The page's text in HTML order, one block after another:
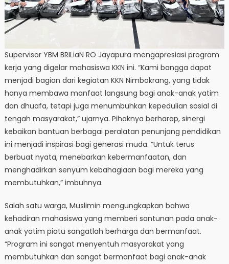
Supervisor YBM BRILiaN RO Jayapura mengapresiasi program
kerja yang digelar mahasiswa KKN ini. “Kami bangga dapat
menjadi bagian dari kegiatan KKN Nimbokrang, yang tidak
hanya membawa manfaat langsung bagi anak-anak yatim
dan dhuafa, tetapi juga menumbuhkan kepedulian sosial di
tengah masyarakat,” ujarnya. Pihaknya berharap, sinergi
kebaikan bantuan berbagai peralatan penunjang pendidikan
ini menjadi inspirasi bagi generasi muda. “Untuk terus
berbuat nyata, menebarkan kebermanfaatan, dan
menghadirkan senyum kebahagiaan bagi mereka yang
membutuhkan,” imbuhnya.
Salah satu warga, Muslimin mengungkapkan bahwa
kehadiran mahasiswa yang memberi santunan pada anak-
anak yatim piatu sangatlah berharga dan bermanfaat.
“Program ini sangat menyentuh masyarakat yang
membutuhkan dan sangat bermanfaat bagi anak-anak